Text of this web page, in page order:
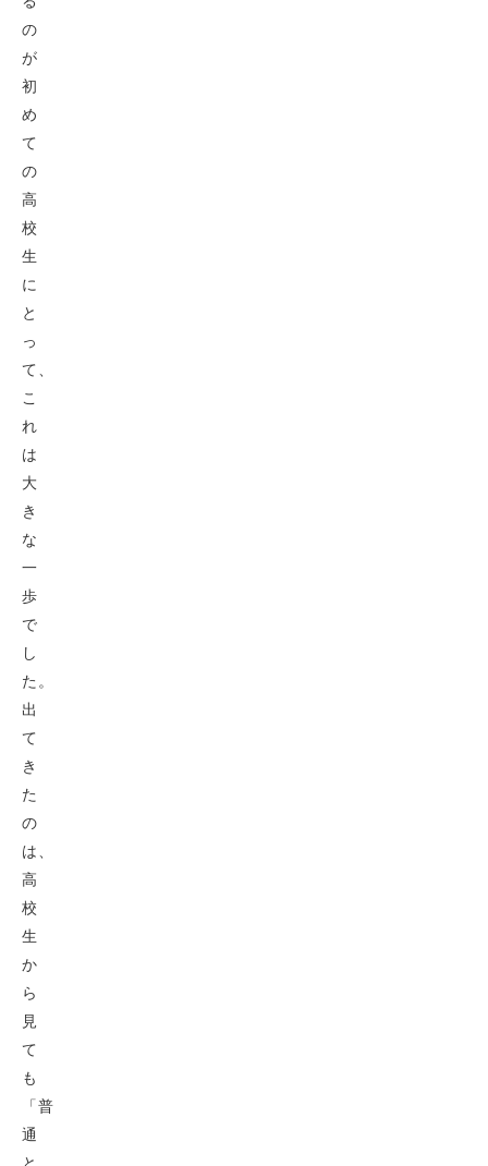
の
が
初
め
て
の
高
校
生
に
と
っ
て、
こ
れ
は
大
き
な
一
歩
で
し
た。
出
て
き
た
の
は、
高
校
生
か
ら
見
て
も
「普
通